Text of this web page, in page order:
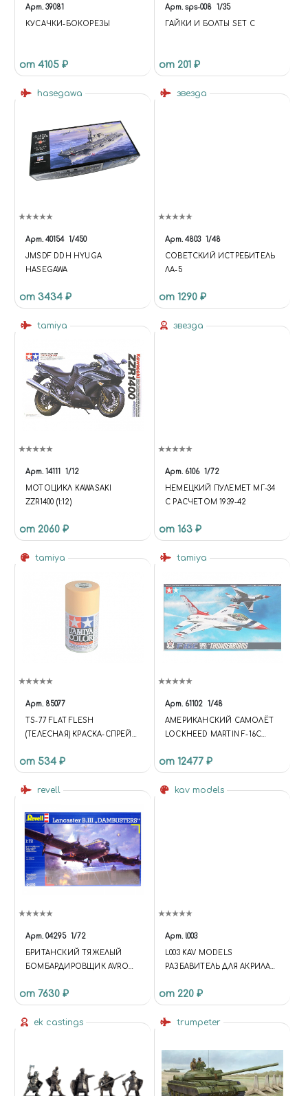
Арт. 39081
КУСАЧКИ-БОКОРЕЗЫ
от 4105 ₽
Арт. sps-008 1/35
ГАЙКИ И БОЛТЫ SET C
от 201 ₽
hasegawa
Арт. 40154 1/450
JMSDF DDH HYUGA
HASEGAWA
от 3434 ₽
звезда
Арт. 4803 1/48
СОВЕТСКИЙ ИСТРЕБИТЕЛЬ
ЛА-5
от 1290 ₽
tamiya
Арт. 14111 1/12
МОТОЦИКЛ KAWASAKI
ZZR1400 (1:12)
от 2060 ₽
звезда
Арт. 6106 1/72
НЕМЕЦКИЙ ПУЛЕМЕТ МГ-34
С РАСЧЕТОМ 1939-42
от 163 ₽
tamiya
Арт. 85077
TS-77 FLAT FLESH
(ТЕЛЕСНАЯ) КРАСКА-СПРЕЙ
от 534 ₽
tamiya
Арт. 61102 1/48
АМЕРИКАНСКИЙ САМОЛЁТ
LOCKHEED MARTIN F-16C
THUNDERBIRDS (1:48)
от 12477 ₽
revell
Арт. 04295 1/72
БРИТАНСКИЙ ТЯЖЕЛЫЙ
БОМБАРДИРОВЩИК AVRO
от 7630 ₽
kav models
Арт. l003
L003 KAV MODELS
РАЗБАВИТЕЛЬ ДЛЯ АКРИЛА
от 220 ₽
ek castings trumpeter